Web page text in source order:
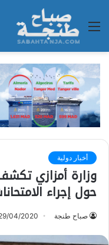
القائمة
أخبار دولية
وزارة أمزازي
حول إجراء
صباح طنجة 04/2020